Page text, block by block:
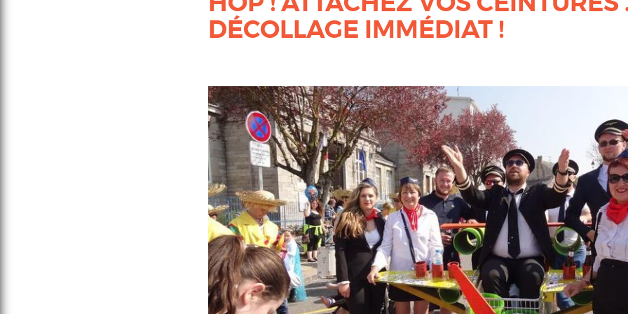
DÉCOLLAGE IMMÉDIAT !